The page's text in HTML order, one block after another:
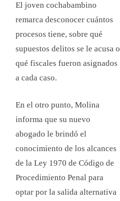
El joven cochabambino
remarca desconocer cuántos
procesos tiene, sobre qué
supuestos delitos se le acusa o
qué fiscales fueron asignados
a cada caso.
En el otro punto, Molina
informa que su nuevo
abogado le brindó el
conocimiento de los alcances
de la Ley 1970 de Código de
Procedimiento Penal para
optar por la salida alternativa